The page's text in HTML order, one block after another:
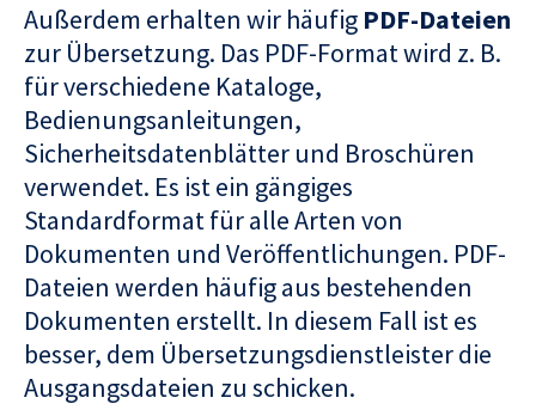
Außerdem erhalten wir häufig PDF-Dateien
zur Übersetzung. Das PDF-Format wird z. B.
für verschiedene Kataloge,
Bedienungsanleitungen,
Sicherheitsdatenblätter und Broschüren
verwendet. Es ist ein gängiges
Standardformat für alle Arten von
Dokumenten und Veröffentlichungen. PDF-
Dateien werden häufig aus bestehenden
Dokumenten erstellt. In diesem Fall ist es
besser, dem Übersetzungsdienstleister die
Ausgangsdateien zu schicken.